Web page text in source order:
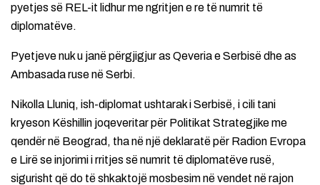
pyetjes së REL-it lidhur me ngritjen e re të numrit të
diplomatëve.
Pyetjeve nuk u janë përgjigjur as Qeveria e Serbisë dhe as
Ambasada ruse në Serbi.
Nikolla Lluniq, ish-diplomat ushtarak i Serbisë, i cili tani
kryeson Këshillin joqeveritar për Politikat Strategjike me
qendër në Beograd, tha në një deklaratë për Radion Evropa
e Lirë se injorimi i rritjes së numrit të diplomatëve rusë,
sigurisht që do të shkaktojë mosbesim në vendet në rajon